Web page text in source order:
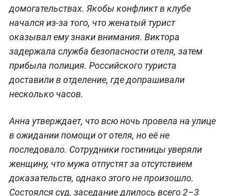
домогательствах. Якобы конфликт в клубе
начался из-за того, что женатый турист
оказывал ему знаки внимания. Виктора
задержала служба безопасности отеля, затем
прибыла полиция. Российского туриста
доставили в отделение, где допрашивали
несколько часов.
Анна утверждает, что всю ночь провела на улице
в ожидании помощи от отеля, но её не
последовало. Сотрудники гостиницы уверяли
женщину, что мужа отпустят за отсутствием
доказательств, однако этого не произошло.
Состоялся суд, заседание длилось всего 2–3